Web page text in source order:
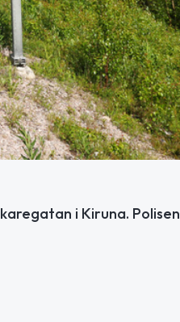
i Kiruna. Polisen